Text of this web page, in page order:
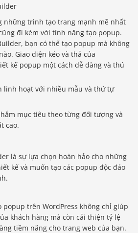
những trình tạo trang mạnh mẽ nhất
đi kèm với tính năng tạo popup.
bạn có thể tạo popup mà không
Giao diện kéo và thả của
kế popup một cách dễ dàng và thú
linh hoạt với nhiều mẫu và thứ tự
mục tiêu theo từng đối tượng và
cao.
là sự lựa chọn hoàn hảo cho những
kế và muốn tạo các popup độc đáo
popup trên WordPress không chỉ giúp
khách hàng mà còn cải thiện tỷ lệ
tiềm năng cho trang web của bạn.